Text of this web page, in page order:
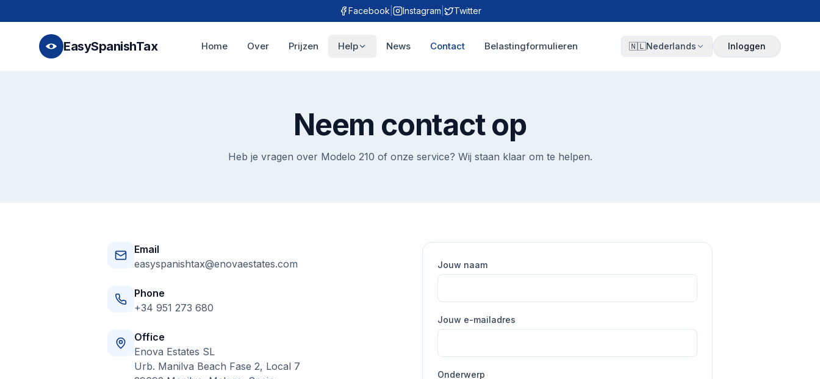
Facebook Instagram Twitter
EasySpanishTax Home Over Prijzen Help News Contact Belastingformulieren 🇳🇱Nederlands Inloggen
Neem contact op
Heb je vragen over Modelo 210 of onze service? Wij staan klaar om te helpen.
Email
easyspanishtax@enovaestates.com
Phone
+34 951 273 680
Office
Enova Estates SL
Urb. Manilva Beach Fase 2, Local 7
Jouw naam
Jouw e-mailadres
Onderwerp